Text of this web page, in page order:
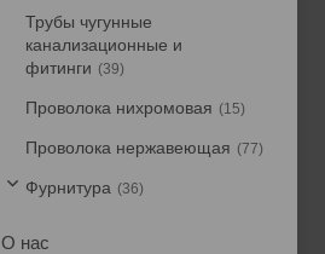
Трубы чугунные
канализационные и
фитинги
39
Проволока нихромовая 15
Проволока нержавеющая 77
Фурнитура 36
О нас